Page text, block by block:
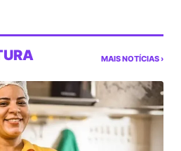
MAIS NOTÍCIAS ›